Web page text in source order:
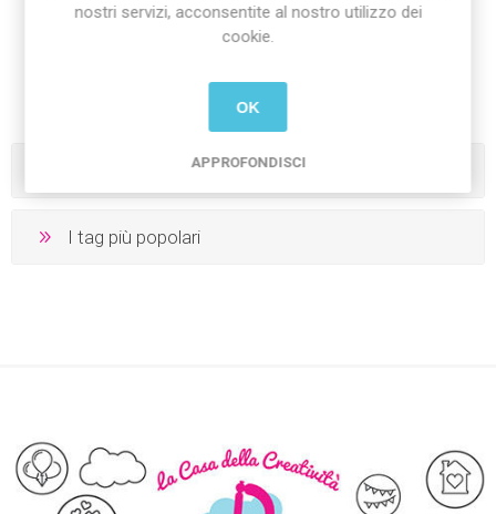
€18,00 Iva inclusa €6,00 Iva inclusa
I tag più popolari
nostri servizi, acconsentite al nostro utilizzo dei
cookie.
OK
APPROFONDISCI